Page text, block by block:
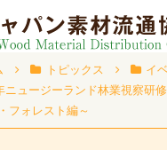
トピックス
イ
ニュージーランド林業視察研
フォレスト編～